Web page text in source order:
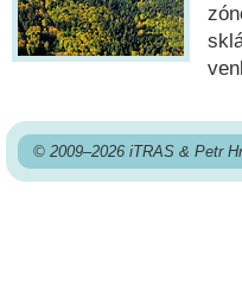
© 2009–2026 iTRAS & Petr